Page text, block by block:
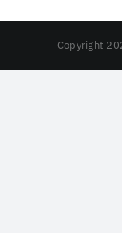
Copyright